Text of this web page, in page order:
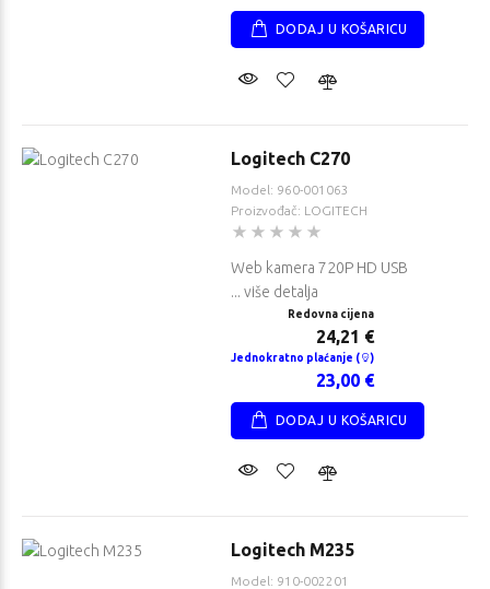
DODAJ U KOŠARICU
Logitech C270
Model: 960-001063
Proizvođač: LOGITECH
Web kamera 720P HD USB
... više detalja
Redovna cijena
24,21 €
Jednokratno plaćanje ( )
23,00 €
DODAJ U KOŠARICU
Logitech M235
Model: 910-002201